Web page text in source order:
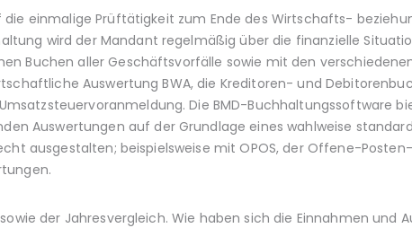
einmalige Prüftätigkeit zum Ende des Wirtschafts-
wird der Mandant regelmäßig über die finanzielle
Buchen aller Geschäftsvorfälle sowie mit den
Auswertung BWA, die Kreditoren- und
Die BMD-Buchhaltungssoftware
Auswertungen auf der Grundlage eines wahlweise
ausgestalten; beispielsweise mit OPOS, der Offene-
der Jahresvergleich. Wie haben sich die Einnahmen und